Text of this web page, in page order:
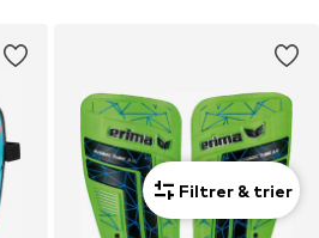
Filtrer & trier